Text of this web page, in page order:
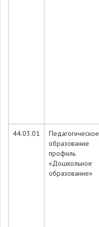
44.03.01
Педагогическое
образование
профиль
«Дошкольное
образование»